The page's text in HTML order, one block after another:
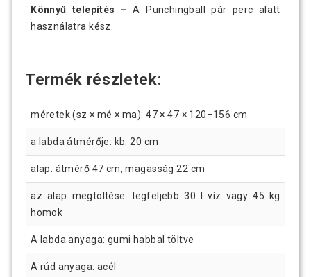
Könnyű telepítés – A Punchingball pár perc alatt
használatra kész.
Termék részletek:
méretek (sz × mé × ma): 47 × 47 × 120–156 cm
a labda átmérője: kb. 20 cm
alap: átmérő 47 cm, magasság 22 cm
az alap megtöltése: legfeljebb 30 l víz vagy 45 kg
homok
A labda anyaga: gumi habbal töltve
A rúd anyaga: acél